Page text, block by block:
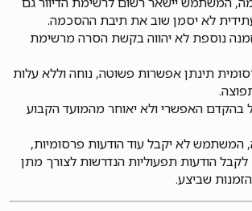
לא יסמן שוב את תיבת ההסכמה.
נוספת לא יהווה בקשת הסרה מרשימת
תינתן אפשרות פשוטה, נוחה וללא עלות
האפשרי ולא יאוחר מהמועד הקבוע
המשתמש לא יקבל עוד הודעות פרסומיות,
לקבל הודעות תפעוליות הנדרשות לצורך מתן
שביצע.